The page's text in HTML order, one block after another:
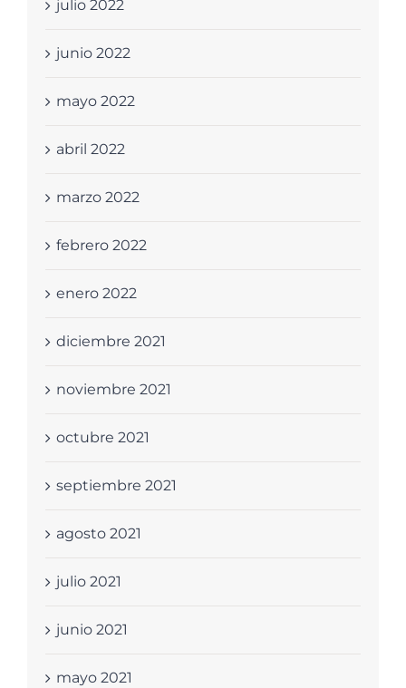
julio 2022
junio 2022
mayo 2022
abril 2022
marzo 2022
febrero 2022
enero 2022
diciembre 2021
noviembre 2021
octubre 2021
septiembre 2021
agosto 2021
julio 2021
junio 2021
mayo 2021